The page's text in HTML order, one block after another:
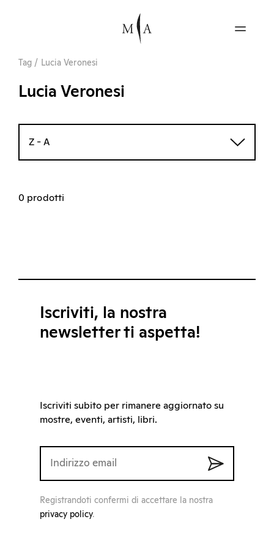
Tag / Lucia Veronesi
Lucia Veronesi
Z - A
0 prodotti
Iscriviti, la nostra
newsletter ti aspetta!
Iscriviti subito per rimanere aggiornato su
mostre, eventi, artisti, libri.
Registrandoti confermi di accettare la nostra
privacy policy.